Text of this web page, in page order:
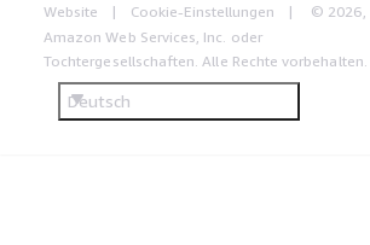
Website
Cookie-Einstellungen
© 2026,
Amazon Web Services, Inc. oder
Tochtergesellschaften. Alle Rechte vorbehalten.
Deutsch